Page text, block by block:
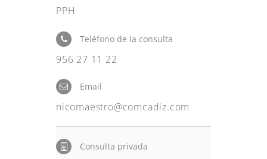
PPH
Teléfono de la consulta
956 27 11 22
Email
nicomaestro@comcadiz.com
Consulta privada